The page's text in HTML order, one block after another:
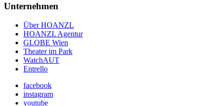
Unternehmen
Über HOANZL
HOANZL Agentur
GLOBE Wien
Theater im Park
WatchAUT
Entrello
facebook
instagram
youtube